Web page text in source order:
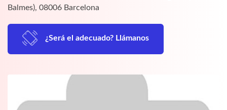
Balmes), 08006 Barcelona
¿Será el adecuado? Llámanos